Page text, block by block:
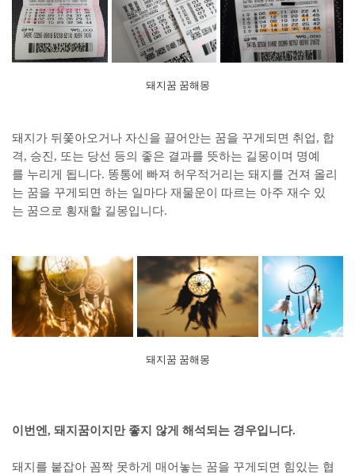
돼지꿈 꿈해몽
돼지가 뒤쫓아오거나 자신을 끌어안는 꿈을 꾸게되면 취업, 합
격, 승진, 또는 당선 등의 좋은 결과를 뜻하는 길몽이며 명예
를 누리게 됩니다. 똥통에 빠져 허우적거리는 돼지를 건져 올리
는 꿈을 꾸게되면 하는 일마다 재물운이 따르는 아주 재수 있
는 꿈으로 횡재할 길몽입니다.
돼지꿈 꿈해몽
이번엔, 돼지꿈이지만 좋지 않게 해석되는 경우입니다.
돼지를 붙잡아 꼼짝 못하게 매어놓는 꿈을 꾸게되면 힘있는 협